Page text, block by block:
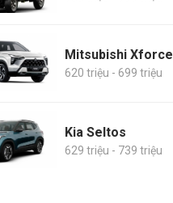
Mitsubishi Xforce
620 triệu - 699 triệu
Kia Seltos
629 triệu - 739 triệu